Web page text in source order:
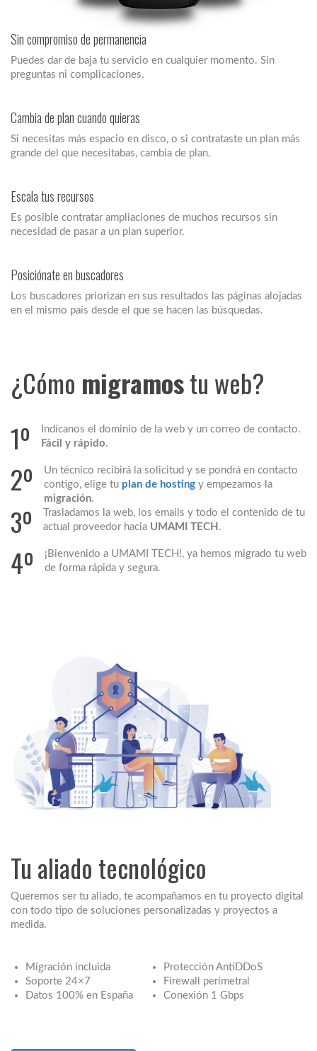
Sin compromiso de permanencia
Puedes dar de baja tu servicio en cualquier momento. Sin
preguntas ni complicaciones.
Cambia de plan cuando quieras
Si necesitas más espacio en disco, o si contrataste un plan más
grande del que necesitabas, cambia de plan.
Escala tus recursos
Es posible contratar ampliaciones de muchos recursos sin
necesidad de pasar a un plan superior.
Posiciónate en buscadores
Los buscadores priorizan en sus resultados las páginas alojadas
en el mismo país desde el que se hacen las búsquedas.
¿Cómo migramostu web?
1º
Indícanos el dominio de la web y un correo de contacto.
Fácil y rápido.
2º
Un técnico recibirá la solicitud y se pondrá en contacto
contigo, elige tu plan de hosting y empezamos la
migración.
3º
Trasladamos la web, los emails y todo el contenido de tu
actual proveedor hacia UMAMI TECH .
4º
¡Bienvenido a UMAMI TECH!, ya hemos migrado tu web
de forma rápida y segura.
Tu aliado tecnológico
Queremos ser tu aliado, te acompañamos en tu proyecto digital
con todo tipo de soluciones personalizadas y proyectos a
medida.
Migración incluida
Soporte 24×7
Datos 100% en España
Protección AntiDDoS
Firewall perimetral
Conexión 1 Gbps